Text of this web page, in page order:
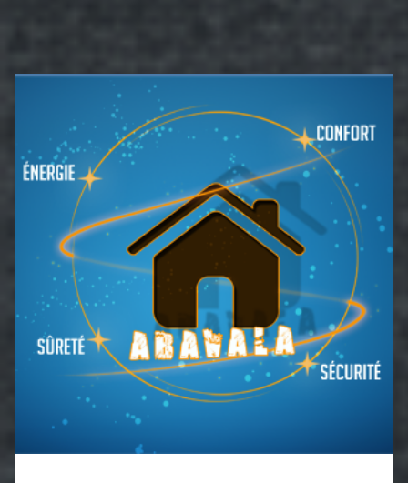
Barre
latérale
principale